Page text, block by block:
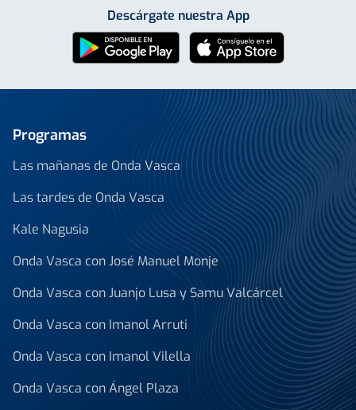
Descárgate nuestra App
Programas
Las mañanas de Onda Vasca
Las tardes de Onda Vasca
Kale Nagusia
Onda Vasca con José Manuel Monje
Onda Vasca con Juanjo Lusa y Samu Valcárcel
Onda Vasca con Imanol Arruti
Onda Vasca con Imanol Vilella
Onda Vasca con Ángel Plaza